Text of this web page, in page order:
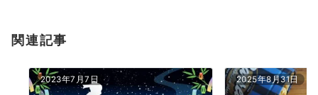
関連記事
2023年7月7日 2025年8月31日